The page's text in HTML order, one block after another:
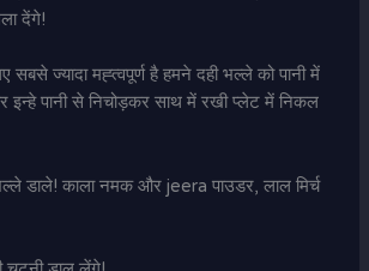
देंगे!
सबसे ज्यादा मह्त्वपूर्ण है हमने दही भल्ले को पानी में
इन्हे पानी से निचोड़कर साथ में रखी प्लेट में निकल
डाले! काला नमक और jeera पाउडर, लाल मिर्च